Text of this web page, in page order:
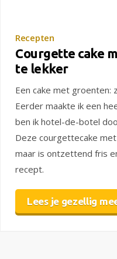
Recepten
Courgette cake
te lekker
Een cake met groenten:
Eerder maakte ik een
ben ik hotel-de-botel
Deze courgettecake
maar is ontzettend fris
recept.
Lees je gezellig